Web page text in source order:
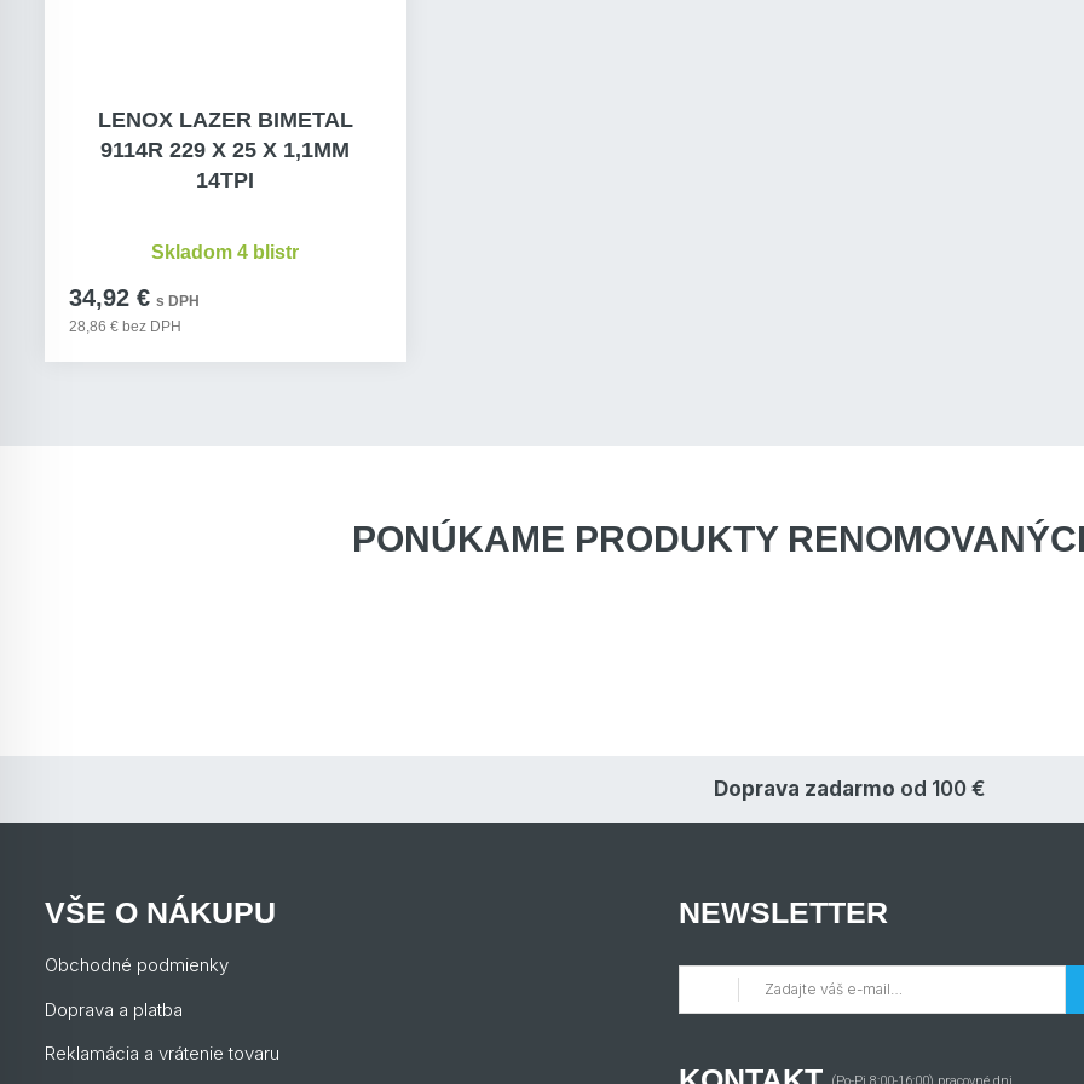
LENOX LAZER BIMETAL
9114R 229 X 25 X 1,1MM
14TPI
34,92 € s DPH
28,86 € bez DPH
Skladom 4 blistr
PONÚKAME PRODUKTY
Doprava zadarmo od 100 €
VŠE O NÁKUPU
Obchodné podmienky
Doprava a platba
Reklamácia a vrátenie tovaru
NEWSLETTER
(Po-Pi 8:00-16:00) pracovné dni